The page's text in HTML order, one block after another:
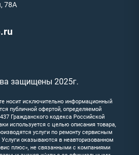
78А
защищены 2025г.
носит исключительно информационный
публичной офертой, определяемой
Гражданского кодекса Российской
используется с целью описания товара,
услуги по ремонту сервисным
оказываются в неавторизованном
плюс», не связанными с компаниями